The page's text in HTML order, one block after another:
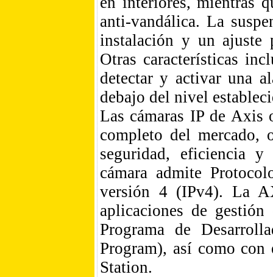
anti-vandálica. La
instalación y un ajuste
Otras características
detectar y activar una
debajo del nivel
Las cámaras IP de Axis
completo del mercado,
seguridad, eficiencia
cámara admite
versión 4 (IPv4). La
aplicaciones de
Programa de
Program), así como
Station.